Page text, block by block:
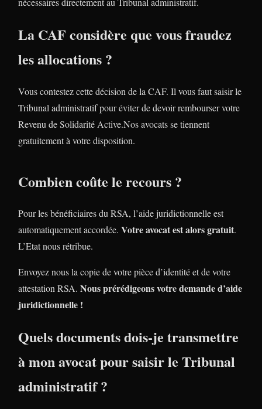
La CAF considère que vous fraudez
les allocations ?
Vous contestez cette décision de la CAF. Il vous faut saisir le
Tribunal administratif pour éviter de devoir rembourser votre
Revenu de Solidarité Active.Nos avocats se tiennent
gratuitement à votre disposition.
Combien coûte le recours ?
Pour les bénéficiaires du RSA, l’aide juridictionnelle est
automatiquement accordée. Votre avocat est alors gratuit.
L’Etat nous rétribue.
Envoyez nous la copie de votre pièce d’identité et de votre
attestation RSA. Nous prérédigeons votre demande d’aide
juridictionnelle !
Quels documents dois-je transmettre
à mon avocat pour saisir le Tribunal
administratif ?